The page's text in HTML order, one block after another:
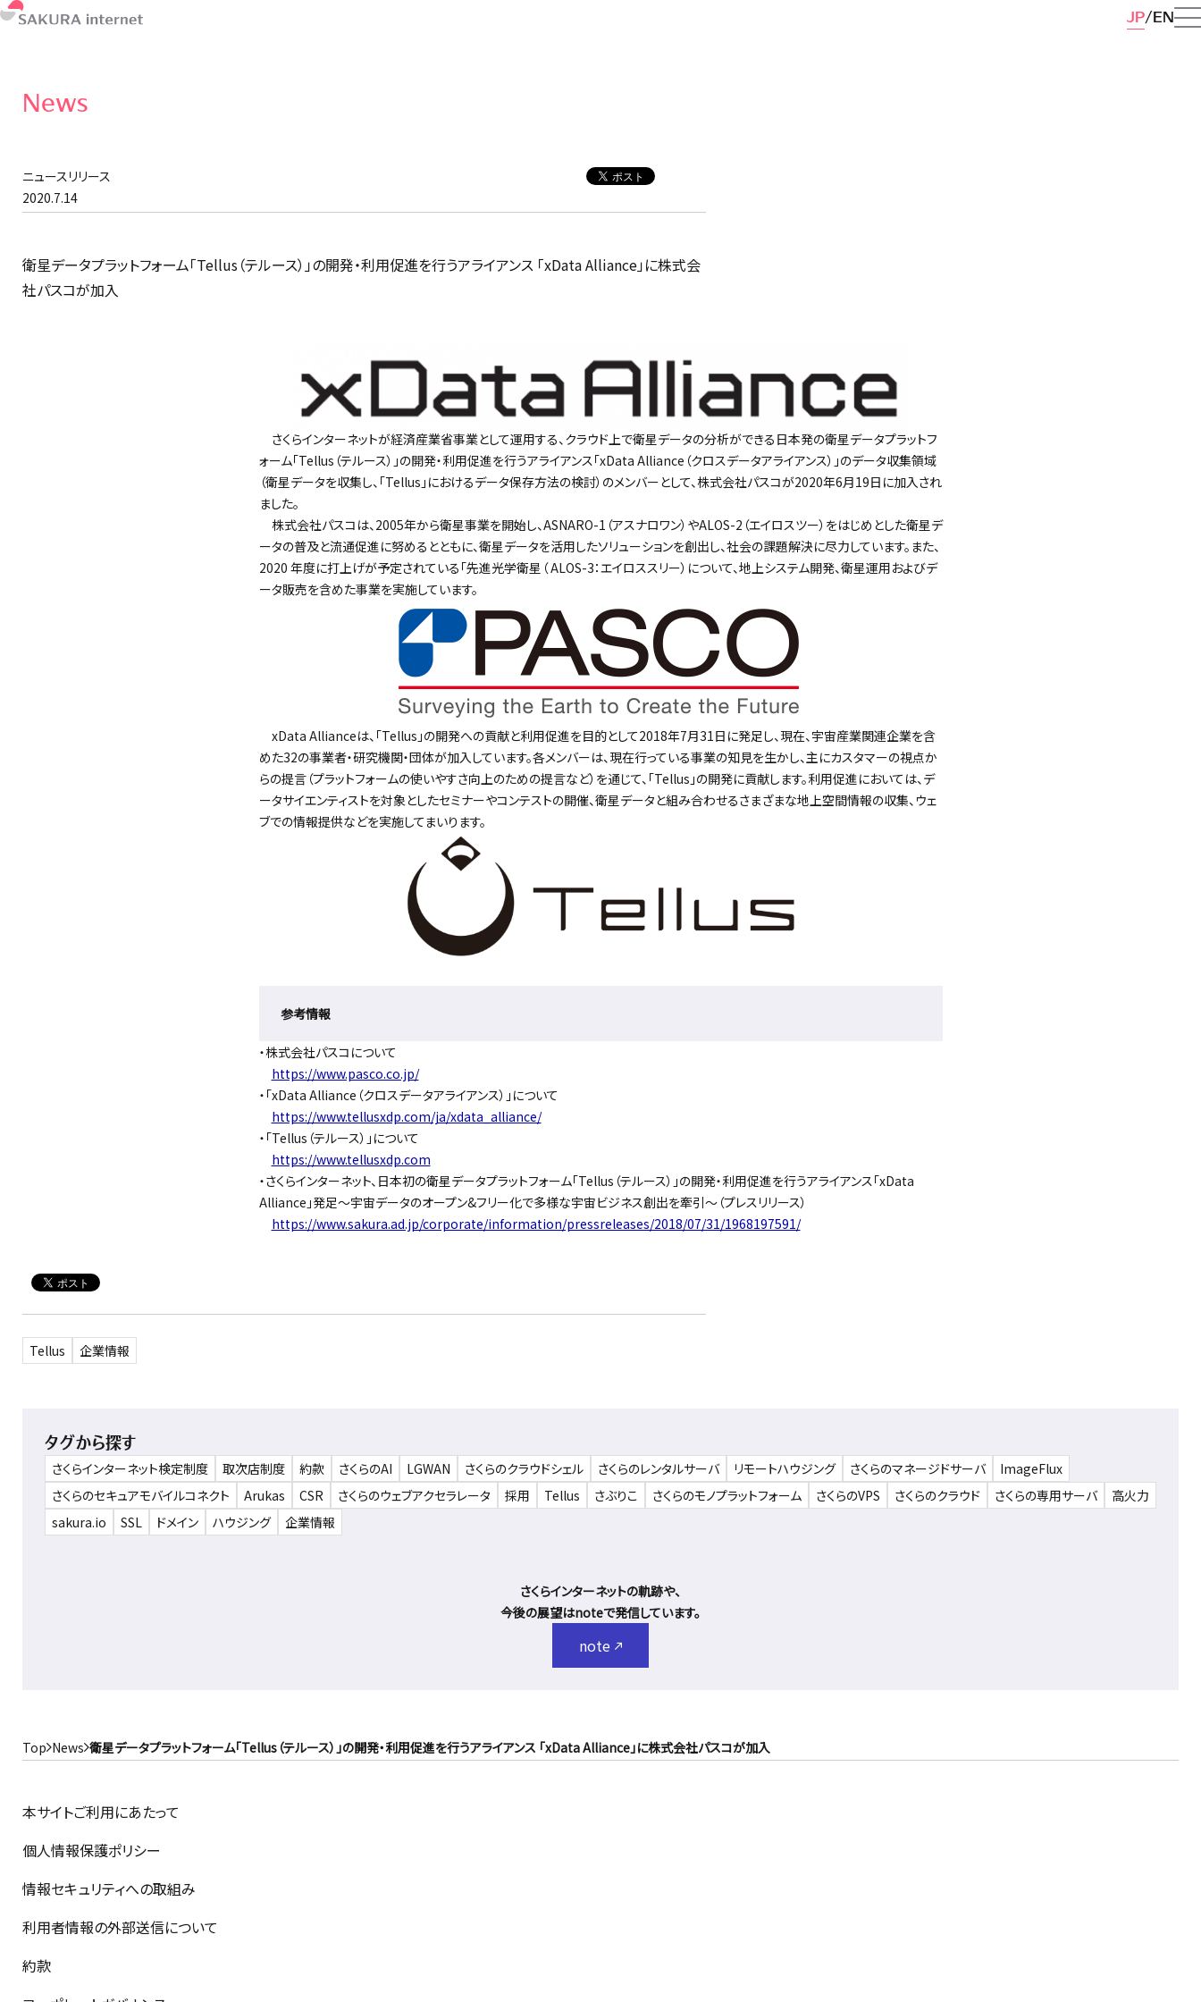
JP EN
News
ニュースリリース
2020.7.14
衛星データプラットフォーム「Tellus（テルース）」の開発・利用促進を行うアライアンス 「xData Alliance」に株式会
社パスコが加入
さくらインターネットが経済産業省事業として運用する、クラウド上で衛星データの分析ができる日本発の衛星データプラットフ
ォーム「Tellus（テルース）」の開発・利用促進を行うアライアンス「xData Alliance（クロスデータアライアンス）」のデータ収集領域
（衛星データを収集し、「Tellus」におけるデータ保存方法の検討）のメンバーとして、株式会社パスコが2020年6月19日に加入され
ました。
株式会社パスコは、2005年から衛星事業を開始し、ASNARO-1（アスナロワン）やALOS-2（エイロスツー）をはじめとした衛星デ
ータの普及と流通促進に努めるとともに、衛星データを活用したソリューションを創出し、社会の課題解決に尽力しています。また、
2020 年度に打上げが予定されている「先進光学衛星（ ALOS-3：エイロススリー）について、地上システム開発、衛星運用およびデ
ータ販売を含めた事業を実施しています。
xData Allianceは、「Tellus」の開発への貢献と利用促進を目的として2018年7月31日に発足し、現在、宇宙産業関連企業を含
めた32の事業者・研究機関・団体が加入しています。各メンバーは、現在行っている事業の知見を生かし、主にカスタマーの視点か
らの提言（プラットフォームの使いやすさ向上のための提言など）を通じて、「Tellus」の開発に貢献します。利用促進においては、デ
ータサイエンティストを対象としたセミナーやコンテストの開催、衛星データと組み合わせるさまざまな地上空間情報の収集、ウェ
ブでの情報提供などを実施してまいります。
参考情報
・株式会社パスコについて
https://www.pasco.co.jp/
・「xData Alliance（クロスデータアライアンス）」について
https://www.tellusxdp.com/ja/xdata_alliance/
・「Tellus（テルース）」について
https://www.tellusxdp.com
・さくらインターネット、日本初の衛星データプラットフォーム「Tellus（テルース）」の開発・利用促進を行うアライアンス「xData
Alliance」発足〜宇宙データのオープン&フリー化で多様な宇宙ビジネス創出を牽引〜（プレスリリース）
https://www.sakura.ad.jp/corporate/information/pressreleases/2018/07/31/1968197591/
Tellus 企業情報
タグから探す
さくらインターネット検定制度 取次店制度 約款 さくらのAI LGWAN さくらのクラウドシェル さくらのレンタルサーバ リモートハウジング さくらのマネージドサーバ
ImageFlux
さくらのセキュアモバイルコネクト
Arukas CSR さくらのウェブアクセラレータ 採用 Tellus さぶりこ さくらのモノプラットフォーム さくらのVPS さくらのクラウド さくらの専用サーバ
高火力
sakura.io
SSL ドメイン ハウジング 企業情報
さくらインターネットの軌跡や、
今後の展望はnoteで発信しています。
note
Top News 衛星データプラットフォーム「Tellus（テルース）」の開発・利用促進を行うアライアンス 「xData Alliance」に株式会社パスコが加入
本サイトご利用にあたって
個人情報保護ポリシー
情報セキュリティへの取組み
利用者情報の外部送信について
約款